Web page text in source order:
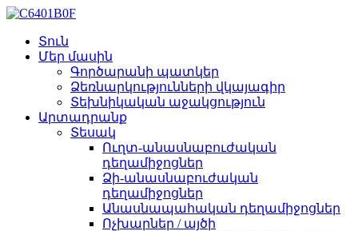
Տուն
Մեր մասին
Գործարանի պատկեր
Ձեռնարկությունների վկայագիր
Տեխնիկական աջակցություն
Արտադրանք
Տեսակ
Ուղտ-անասնաբուժական
դեղամիջոցներ
Ձի-անասնաբուժական
դեղամիջոցներ
Անասնապահական դեղամիջոցներ
Ոչխարներ / այծի